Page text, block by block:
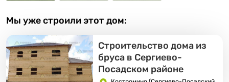
Мы уже строили этот дом:
Строительство дома из
бруса в Сергиево-
Посадском районе